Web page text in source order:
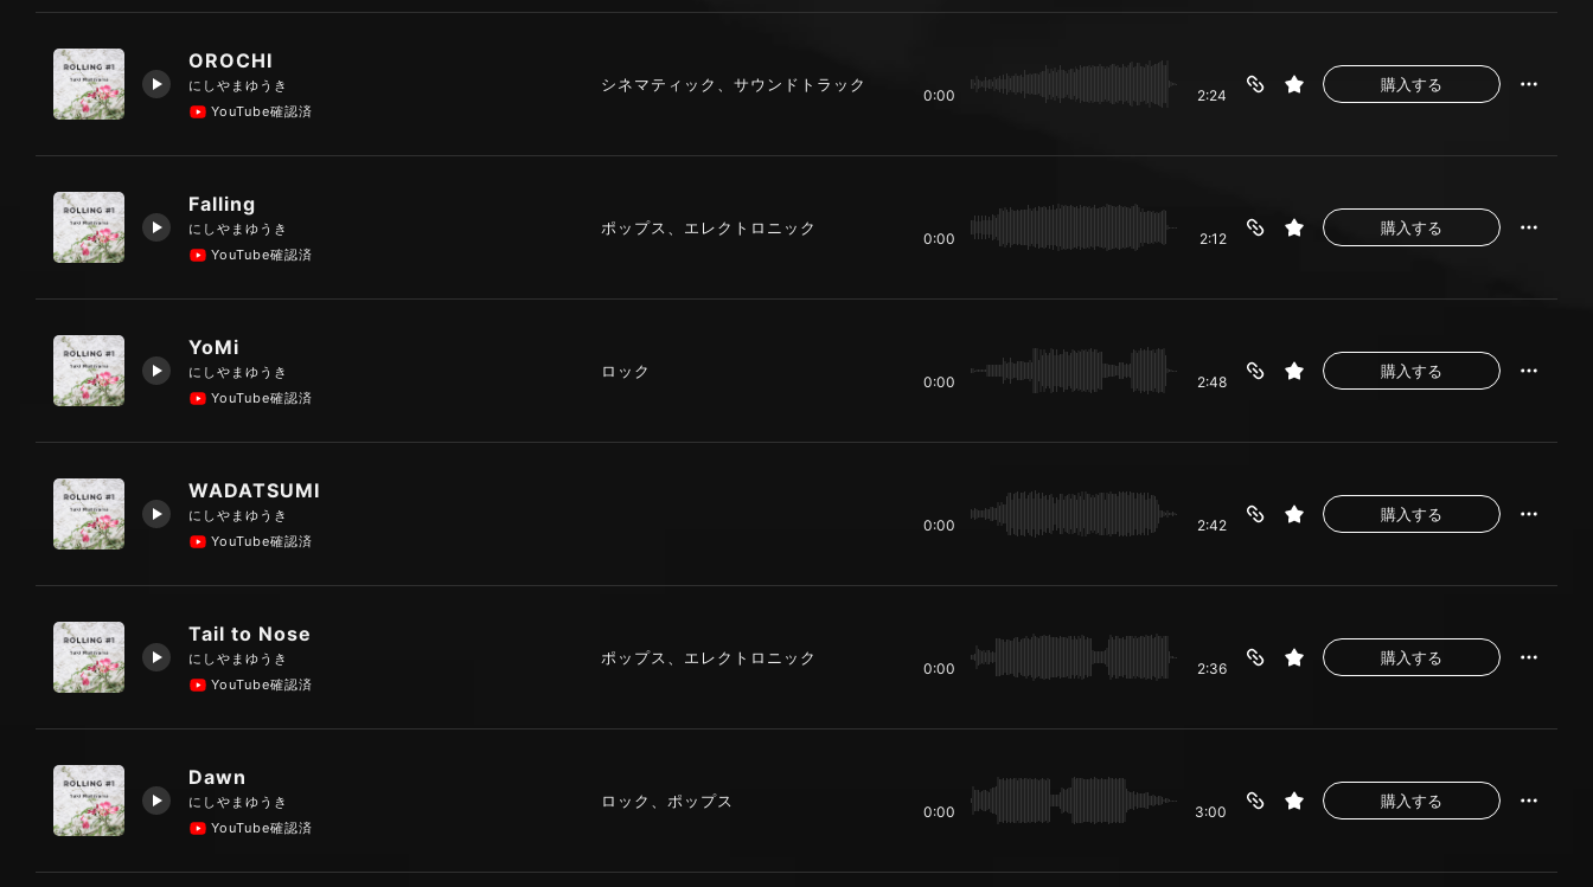
OROCHI
にしやまゆうき
YouTube確認済
シネマティック、サウンドトラック
0:00 2:24
購入する
Falling
にしやまゆうき
YouTube確認済
ポップス、エレクトロニック
0:00 2:12
購入する
YoMi
にしやまゆうき
YouTube確認済
ロック
0:00 2:48
購入する
WADATSUMI
にしやまゆうき
YouTube確認済
0:00 2:42
購入する
Tail to Nose
にしやまゆうき
YouTube確認済
ポップス、エレクトロニック
0:00 2:36
購入する
Dawn
にしやまゆうき
YouTube確認済
ロック、ポップス
0:00 3:00
購入する